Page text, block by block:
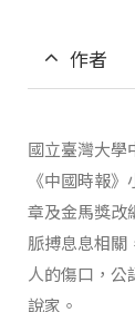
作者
國立臺灣大學
《中國時報
章及金馬獎改
脈搏息息相關
人的傷口，
說家。